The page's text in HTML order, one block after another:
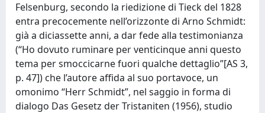
Felsenburg, secondo la riedizione di Tieck del 1828
entra precocemente nell’orizzonte di Arno Schmidt:
già a diciassette anni, a dar fede alla testimonianza
(“Ho dovuto ruminare per venticinque anni questo
tema per smoccicarne fuori qualche dettaglio”[AS 3,
p. 47]) che l’autore affida al suo portavoce, un
omonimo “Herr Schmidt”, nel saggio in forma di
dialogo Das Gesetz der Tristaniten (1956), studio